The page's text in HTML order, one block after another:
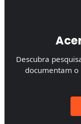
Descubra
documentam